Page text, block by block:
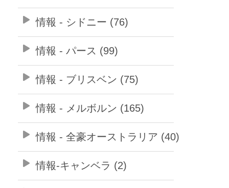
情報 - シドニー (76)
情報 - パース (99)
情報 - ブリスベン (75)
情報 - メルボルン (165)
情報 - 全豪オーストラリア (40)
情報-キャンベラ (2)